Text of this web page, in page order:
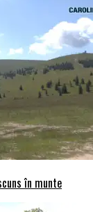
în munte